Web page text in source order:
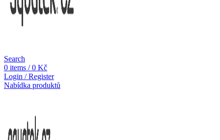
Search
0 items / 0 Kč
Login / Register
Nabídka produktů